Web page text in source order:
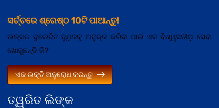
ତ୍ୱରିତ ଲିଙ୍କ
ସର୍ଚ୍ଚରେ ଶ୍ରେଷ୍ଠ 10ଟି ପାଆନ୍ତୁ!
ଉତ୍କଳ ବୁଲେଟିନ ନ୍ଯ଼ୁଜକୁ ଅନୁକୂଳ କରିବା ପାଇଁ ଏକ ବିଶ୍ୱସନୀଯ଼ ସେବା
ଖୋଜୁଛନ୍ତି କି?
ଏକ ଉକ୍ତି ଅନୁରୋଧ କରନ୍ତୁ